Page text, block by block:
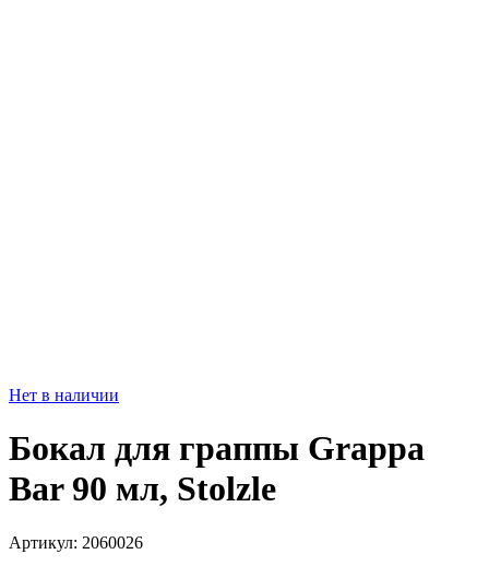
Нет в наличии
Бокал для граппы Grappa
Bar 90 мл, Stolzle
Артикул: 2060026